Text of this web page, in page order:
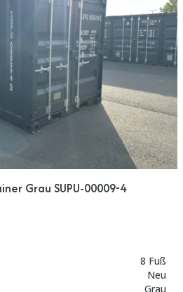
Grau SUPU-00009-4
8 Fuß
Neu
Grau